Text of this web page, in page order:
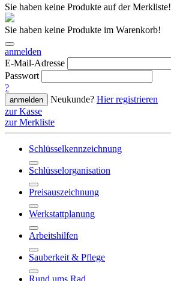
Sie haben keine Produkte auf der Merkliste!
Sie haben keine Produkte im Warenkorb!
anmelden
E-Mail-Adresse
Passwort
?
anmelden Neukunde? Hier registrieren
zur Kasse
zur Merkliste
Schlüsselkennzeichnung
Schlüsselorganisation
Preisauszeichnung
Werkstattplanung
Arbeitshilfen
Sauberkeit & Pflege
Rund ums Rad